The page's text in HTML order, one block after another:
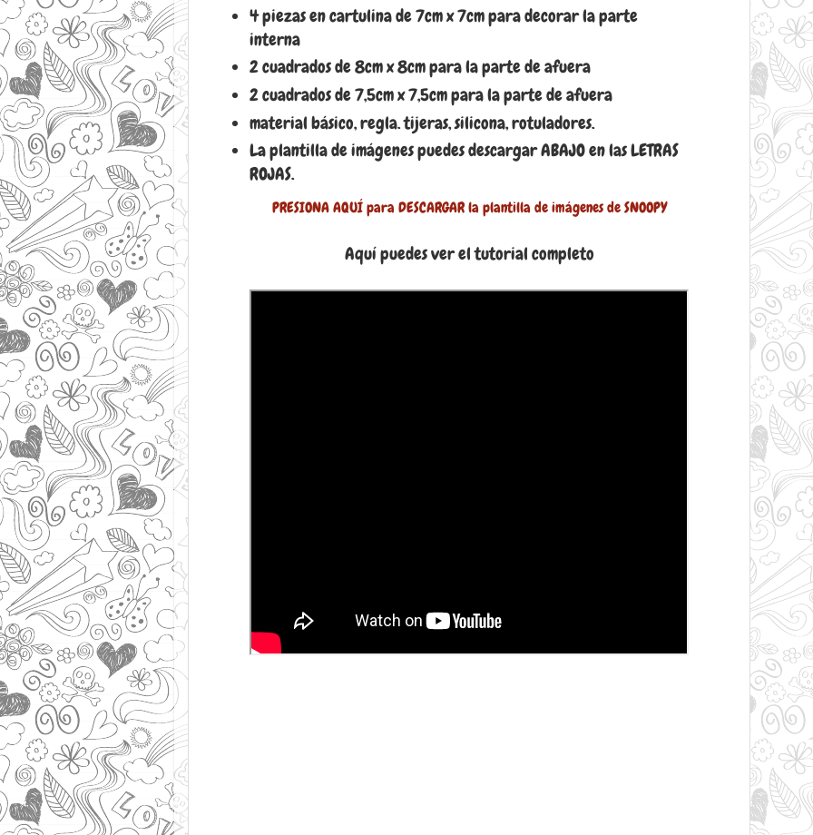
4 piezas en cartulina de 7cm x 7cm para decorar la parte
interna
2 cuadrados de 8cm x 8cm para la parte de afuera
2 cuadrados de 7,5cm x 7,5cm para la parte de afuera
material básico, regla. tijeras, silicona, rotuladores.
La plantilla de imágenes puedes descargar ABAJO en las LETRAS
ROJAS.
PRESIONA AQUÍ para DESCARGAR la plantilla de imágenes de SNOOPY
Aquí puedes ver el tutorial completo